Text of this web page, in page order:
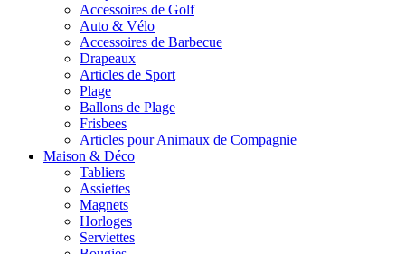
Accessoires de Golf
Auto & Vélo
Accessoires de Barbecue
Drapeaux
Articles de Sport
Plage
Ballons de Plage
Frisbees
Articles pour Animaux de Compagnie
Maison & Déco
Tabliers
Assiettes
Magnets
Horloges
Serviettes